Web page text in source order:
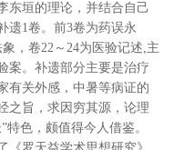
东垣的理论，并结合自己
遗1卷。前3卷为药误永
，卷22～24为医验记述,主
案。补遗部分主要是治疗
有关外感，中暑等病证的
之旨，求因穷其源，论理
色，颇值得今人借鉴。